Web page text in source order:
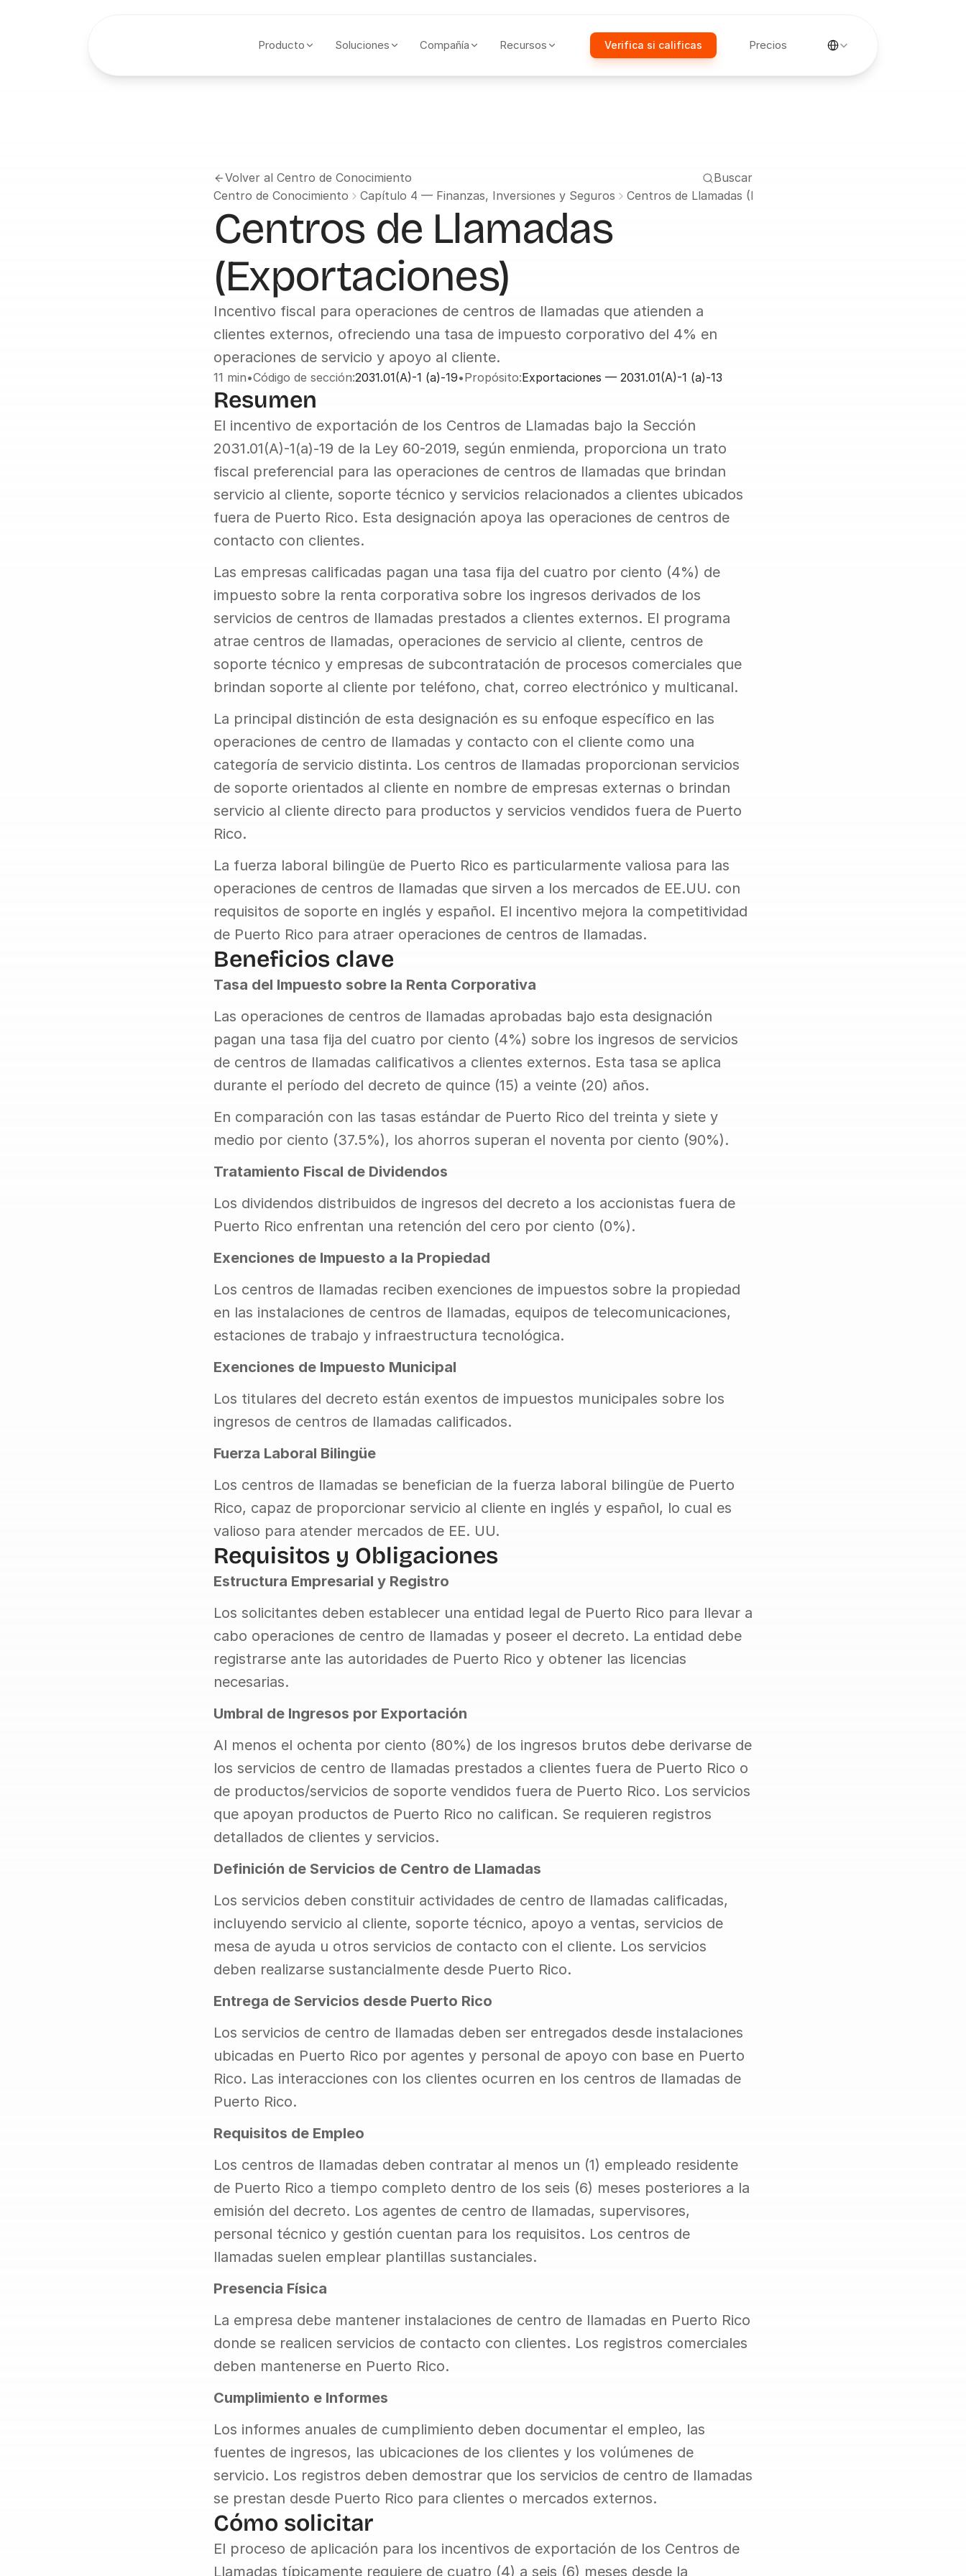
Producto Soluciones Compañía Recursos Verifica si calificas Precios
Volver al Centro de Conocimiento
Buscar
Centro de Conocimiento
Capítulo 4 — Finanzas, Inversiones y Seguros Centros de Llamadas (Exportaciones)
Centros de Llamadas
(Exportaciones)
Incentivo fiscal para operaciones de centros de llamadas que atienden a
clientes externos, ofreciendo una tasa de impuesto corporativo del 4% en
operaciones de servicio y apoyo al cliente.
11 min•Código de sección:2031.01(A)-1 (a)-19•Propósito:Exportaciones — 2031.01(A)-1 (a)-13
Resumen
El incentivo de exportación de los Centros de Llamadas bajo la Sección
2031.01(A)-1(a)-19 de la Ley 60-2019, según enmienda, proporciona un trato
fiscal preferencial para las operaciones de centros de llamadas que brindan
servicio al cliente, soporte técnico y servicios relacionados a clientes ubicados
fuera de Puerto Rico. Esta designación apoya las operaciones de centros de
contacto con clientes.
Las empresas calificadas pagan una tasa fija del cuatro por ciento (4%) de
impuesto sobre la renta corporativa sobre los ingresos derivados de los
servicios de centros de llamadas prestados a clientes externos. El programa
atrae centros de llamadas, operaciones de servicio al cliente, centros de
soporte técnico y empresas de subcontratación de procesos comerciales que
brindan soporte al cliente por teléfono, chat, correo electrónico y multicanal.
La principal distinción de esta designación es su enfoque específico en las
operaciones de centro de llamadas y contacto con el cliente como una
categoría de servicio distinta. Los centros de llamadas proporcionan servicios
de soporte orientados al cliente en nombre de empresas externas o brindan
servicio al cliente directo para productos y servicios vendidos fuera de Puerto
Rico.
La fuerza laboral bilingüe de Puerto Rico es particularmente valiosa para las
operaciones de centros de llamadas que sirven a los mercados de EE.UU. con
requisitos de soporte en inglés y español. El incentivo mejora la competitividad
de Puerto Rico para atraer operaciones de centros de llamadas.
Beneficios clave
Tasa del Impuesto sobre la Renta Corporativa
Las operaciones de centros de llamadas aprobadas bajo esta designación
pagan una tasa fija del cuatro por ciento (4%) sobre los ingresos de servicios
de centros de llamadas calificativos a clientes externos. Esta tasa se aplica
durante el período del decreto de quince (15) a veinte (20) años.
En comparación con las tasas estándar de Puerto Rico del treinta y siete y
medio por ciento (37.5%), los ahorros superan el noventa por ciento (90%).
Tratamiento Fiscal de Dividendos
Los dividendos distribuidos de ingresos del decreto a los accionistas fuera de
Puerto Rico enfrentan una retención del cero por ciento (0%).
Exenciones de Impuesto a la Propiedad
Los centros de llamadas reciben exenciones de impuestos sobre la propiedad
en las instalaciones de centros de llamadas, equipos de telecomunicaciones,
estaciones de trabajo y infraestructura tecnológica.
Exenciones de Impuesto Municipal
Los titulares del decreto están exentos de impuestos municipales sobre los
ingresos de centros de llamadas calificados.
Fuerza Laboral Bilingüe
Los centros de llamadas se benefician de la fuerza laboral bilingüe de Puerto
Rico, capaz de proporcionar servicio al cliente en inglés y español, lo cual es
valioso para atender mercados de EE. UU.
Requisitos y Obligaciones
Estructura Empresarial y Registro
Los solicitantes deben establecer una entidad legal de Puerto Rico para llevar a
cabo operaciones de centro de llamadas y poseer el decreto. La entidad debe
registrarse ante las autoridades de Puerto Rico y obtener las licencias
necesarias.
Umbral de Ingresos por Exportación
Al menos el ochenta por ciento (80%) de los ingresos brutos debe derivarse de
los servicios de centro de llamadas prestados a clientes fuera de Puerto Rico o
de productos/servicios de soporte vendidos fuera de Puerto Rico. Los servicios
que apoyan productos de Puerto Rico no califican. Se requieren registros
detallados de clientes y servicios.
Definición de Servicios de Centro de Llamadas
Los servicios deben constituir actividades de centro de llamadas calificadas,
incluyendo servicio al cliente, soporte técnico, apoyo a ventas, servicios de
mesa de ayuda u otros servicios de contacto con el cliente. Los servicios
deben realizarse sustancialmente desde Puerto Rico.
Entrega de Servicios desde Puerto Rico
Los servicios de centro de llamadas deben ser entregados desde instalaciones
ubicadas en Puerto Rico por agentes y personal de apoyo con base en Puerto
Rico. Las interacciones con los clientes ocurren en los centros de llamadas de
Puerto Rico.
Requisitos de Empleo
Los centros de llamadas deben contratar al menos un (1) empleado residente
de Puerto Rico a tiempo completo dentro de los seis (6) meses posteriores a la
emisión del decreto. Los agentes de centro de llamadas, supervisores,
personal técnico y gestión cuentan para los requisitos. Los centros de
llamadas suelen emplear plantillas sustanciales.
Presencia Física
La empresa debe mantener instalaciones de centro de llamadas en Puerto Rico
donde se realicen servicios de contacto con clientes. Los registros comerciales
deben mantenerse en Puerto Rico.
Cumplimiento e Informes
Los informes anuales de cumplimiento deben documentar el empleo, las
fuentes de ingresos, las ubicaciones de los clientes y los volúmenes de
servicio. Los registros deben demostrar que los servicios de centro de llamadas
se prestan desde Puerto Rico para clientes o mercados externos.
Cómo solicitar
El proceso de aplicación para los incentivos de exportación de los Centros de
Llamadas típicamente requiere de cuatro (4) a seis (6) meses desde la